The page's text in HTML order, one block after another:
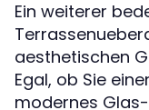
Ein weiterer
aesthetischen
Egal, ob Sie
modernes